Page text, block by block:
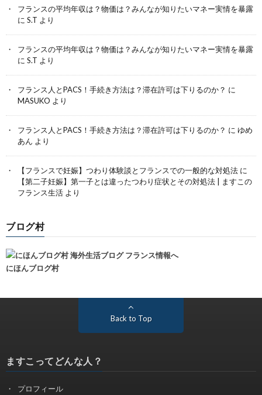
フランスの平均年収は？物価は？みんなが知りたいマネー実情を暴露
に S.T より
フランスの平均年収は？物価は？みんなが知りたいマネー実情を暴露
に S.T より
フランス人とPACS！手続き方法は？滞在許可は下りるのか？ に
MASUKO より
フランス人とPACS！手続き方法は？滞在許可は下りるのか？ に ゆめ
あん より
【フランスで妊娠】つわり体験談とフランスでの一般的な対処法 に
【第二子妊娠】第一子とは違ったつわり症状とその対処法 | ますこの
フランス生活 より
ブログ村
にほんブログ村
Back to Top
ますこってどんな人？
プロフィール